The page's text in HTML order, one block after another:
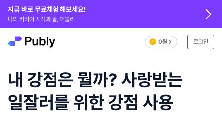
지금 바로 무료체험 해보세요!
나의 커리어 시작과 끝, 퍼블리
0원 로그인
내 강점은 뭘까? 사랑받는
일잘러를 위한 강점 사용